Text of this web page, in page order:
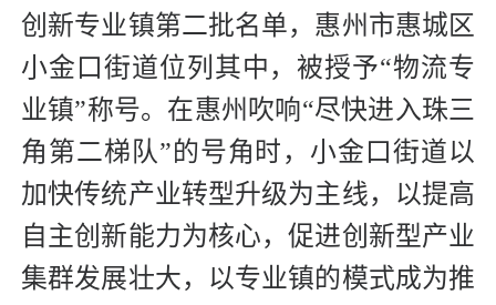
创新专业镇第二批名单，惠州市惠城区
小金口街道位列其中，被授予“物流专
业镇”称号。在惠州吹响“尽快进入珠三
角第二梯队”的号角时，小金口街道以
加快传统产业转型升级为主线，以提高
自主创新能力为核心，促进创新型产业
集群发展壮大，以专业镇的模式成为推